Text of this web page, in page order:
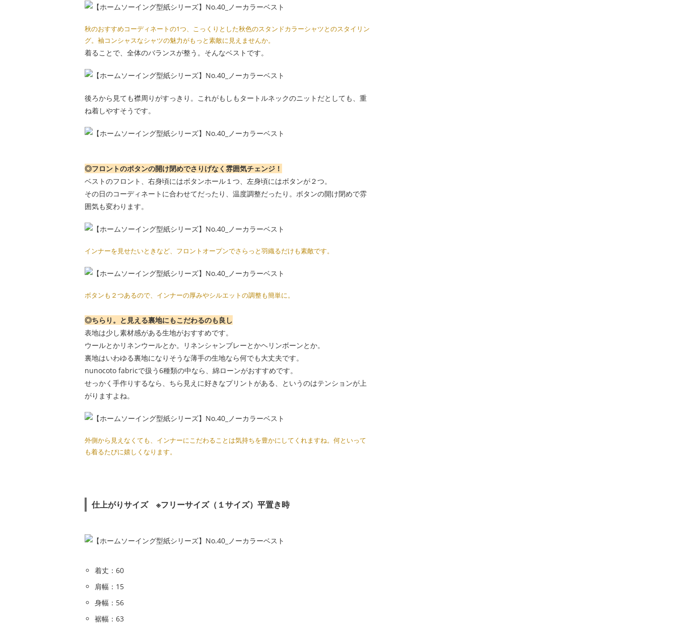
秋のおすすめコーディネートの1つ、こっくりとした秋色のスタンドカラーシャツとのスタイリン
グ。袖コンシャスなシャツの魅力がもっと素敵に見えませんか。
着ることで、全体のバランスが整う。そんなベストです。
後ろから見ても襟周りがすっきり。これがもしもタートルネックのニットだとしても、重
ね着しやすそうです。
◎フロントのボタンの開け閉めでさりげなく雰囲気チェンジ！
ベストのフロント、右身頃にはボタンホール１つ、左身頃にはボタンが２つ。
その日のコーディネートに合わせてだったり、温度調整だったり。ボタンの開け閉めで雰
囲気も変わります。
インナーを見せたいときなど、フロントオープンでさらっと羽織るだけも素敵です。
ボタンも２つあるので、インナーの厚みやシルエットの調整も簡単に。
◎ちらり。と見える裏地にもこだわるのも良し
表地は少し素材感がある生地がおすすめです。
ウールとかリネンウールとか。リネンシャンブレーとかヘリンボーンとか。
裏地はいわゆる裏地になりそうな薄手の生地なら何でも大丈夫です。
nunocoto fabricで扱う6種類の中なら、綿ローンがおすすめです。
せっかく手作りするなら、ちら見えに好きなプリントがある、というのはテンションが上
がりますよね。
外側から見えなくても、インナーにこだわることは気持ちを豊かにしてくれますね。何といって
も着るたびに嬉しくなります。
仕上がりサイズ ※フリーサイズ（１サイズ）平置き時
着丈：60
肩幅：15
身幅：56
裾幅：63